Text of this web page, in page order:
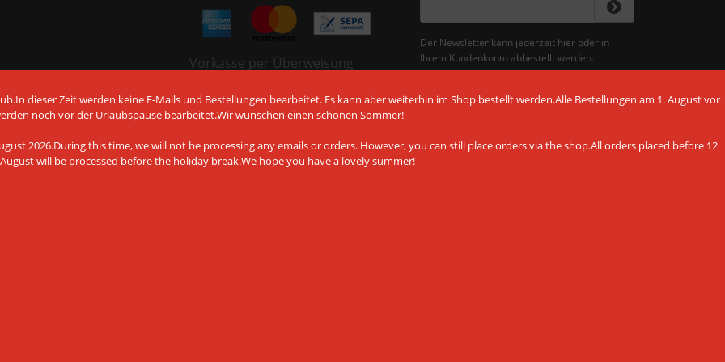
dieser Zeit werden keine E-Mails und Bestellungen bearbeitet. Es kann aber weiterhin im Shop bestellt werden.Alle Bestellungen am 1. August vor
noch vor der Urlaubspause bearbeitet.Wir wünschen einen schönen Sommer!
2026.During this time, we will not be processing any emails or orders. However, you can still place orders via the shop.All orders placed before 12
will be processed before the holiday break.We hope you have a lovely summer!
Vorkasse per Überweisung
Der Newsletter kann jederzeit hier oder in
Ihrem Kundenkonto abbestellt werden.